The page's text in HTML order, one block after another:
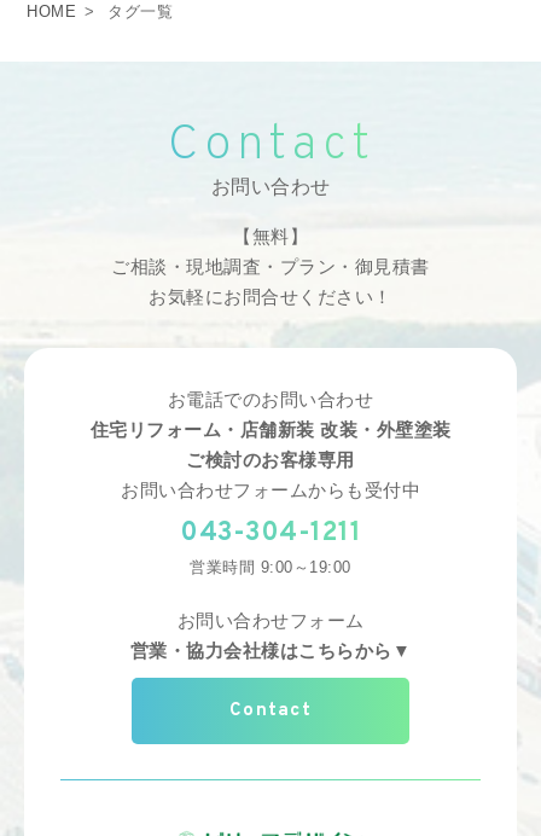
HOME > タグ一覧
Contact
お問い合わせ
【無料】
ご相談・現地調査・プラン・御見積書
お気軽にお問合せください！
お電話でのお問い合わせ
住宅リフォーム・店舗新装 改装・外壁塗装
ご検討のお客様専用
お問い合わせフォームからも受付中
043-304-1211
営業時間 9:00～19:00
お問い合わせフォーム
営業・協力会社様はこちらから▼
Contact